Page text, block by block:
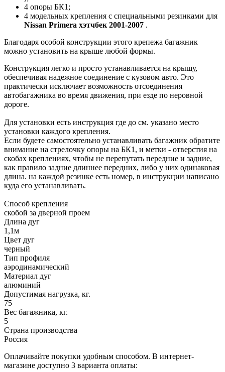
4 опоры БК1;
4 модельных крепления с специальными резинками для
Nissan Primera хэтчбек 2001-2007 .
Благодаря особой конструкции этого крепежа багажник
можно установить на крыше любой формы.
Конструкция легко и просто устанавливается на крышу,
обеспечивая надежное соединение с кузовом авто. Это
практически исключает возможность отсоединения
автобагажника во время движения, при езде по неровной
дороге.
Для установки есть инструкция где до см. указано место
установки каждого крепления.
Если будете самостоятельно устанавливать багажник обратите
внимание на стрелочку опоры на БК1, и метки - отверстия на
скобах креплениях, чтобы не перепутать передние и задние,
как правило задние длиннее передних, либо у них одинаковая
длина. на каждой резинке есть номер, в инструкции написано
куда его устанавливать.
Способ крепления
скобой за дверной проем
Длина дуг
1,1м
Цвет дуг
черный
Тип профиля
аэродинамический
Материал дуг
алюминий
Допустимая нагрузка, кг.
75
Вес багажника, кг.
5
Страна производства
Россия
Оплачивайте покупки удобным способом. В интернет-
магазине доступно 3 варианта оплаты: